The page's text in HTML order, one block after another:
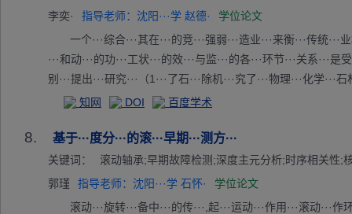
模···虑故···信号···传导···的振···,构···衰减···建立···球轴···
李奕·
指导老师：沈阳···学 赵德·
学位论文
一个···综合···其在···的竞···强弱···造业···来衡···传统···
···和动···的功···工状···的效···与监···的各···环节···关系···是
别···提出···研究···（1···了石···除机···究了···物理···化学···
材···质性···切削···波动···削力···够作···参数···整的···供理
·及电···学习···通过···荷以···信号···做出···实现···状态···识
··判断···了加···与加···,为···工参···能优···了理···,为···造未···
知网 DOI 百度学术
8. 基于···度分···的滚···早期···测方···
关键词：
滚动轴承;早期故障检测;深度主元分析;时序相关性;
郭瑾
指导老师：沈阳···学 石怀·
学位论文
滚动···旋转···备中···的传···,起···运动···作用···滚动···作